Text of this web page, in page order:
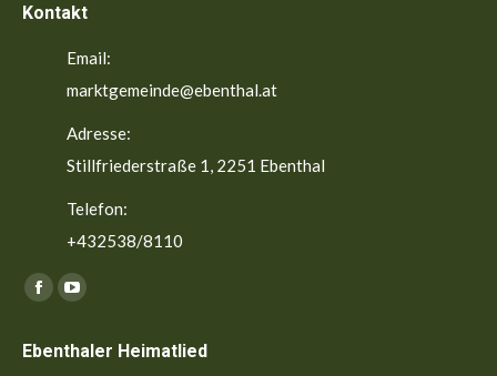
Kontakt
Email:
marktgemeinde@ebenthal.at
Adresse:
Stillfriederstraße 1, 2251 Ebenthal
Telefon:
+432538/8110
Finden Sie uns auf:
Facebook
opens
YouTube
opens
Ebenthaler Heimatlied